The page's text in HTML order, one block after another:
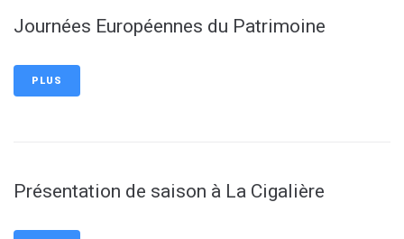
Journées Européennes du Patrimoine
PLUS
Présentation de saison à La Cigalière